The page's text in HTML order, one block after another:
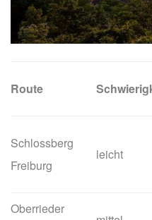
Route
Schlossberg
Freiburg
leicht
Oberrieder